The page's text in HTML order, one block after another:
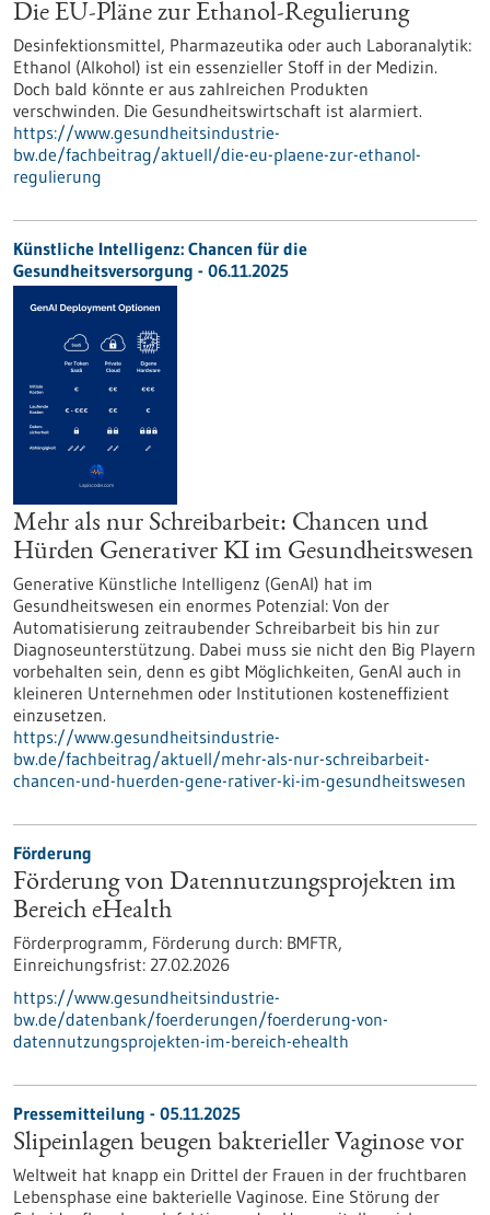
Die EU-Pläne zur Ethanol-Regulierung
Desinfektionsmittel, Pharmazeutika oder auch Laboranalytik:
Ethanol (Alkohol) ist ein essenzieller Stoff in der Medizin.
Doch bald könnte er aus zahlreichen Produkten
verschwinden. Die Gesundheitswirtschaft ist alarmiert.
https://www.gesundheitsindustrie-
bw.de/fachbeitrag/aktuell/die-eu-plaene-zur-ethanol-
regulierung
Künstliche Intelligenz: Chancen für die
Gesundheitsversorgung - 06.11.2025
Mehr als nur Schreibarbeit: Chancen und
Hürden Generativer KI im Gesundheitswesen
Generative Künstliche Intelligenz (GenAI) hat im
Gesundheitswesen ein enormes Potenzial: Von der
Automatisierung zeitraubender Schreibarbeit bis hin zur
Diagnoseunterstützung. Dabei muss sie nicht den Big Playern
vorbehalten sein, denn es gibt Möglichkeiten, GenAI auch in
kleineren Unternehmen oder Institutionen kosteneffizient
einzusetzen.
https://www.gesundheitsindustrie-
bw.de/fachbeitrag/aktuell/mehr-als-nur-schreibarbeit-
chancen-und-huerden-gene-rativer-ki-im-gesundheitswesen
Förderung
Förderung von Datennutzungsprojekten im
Bereich eHealth
Förderprogramm, Förderung durch: BMFTR,
Einreichungsfrist: 27.02.2026
https://www.gesundheitsindustrie-
bw.de/datenbank/foerderungen/foerderung-von-
datennutzungsprojekten-im-bereich-ehealth
Pressemitteilung - 05.11.2025
Slipeinlagen beugen bakterieller Vaginose vor
Weltweit hat knapp ein Drittel der Frauen in der fruchtbaren
Lebensphase eine bakterielle Vaginose. Eine Störung der